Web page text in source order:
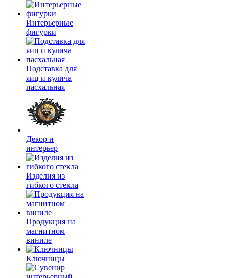
Интерьерные
фигурки
Подставка для
яиц и кулича
пасхальная
Декор и
интерьер
Изделия из
гибкого стекла
Продукция на
магнитном
виниле
Ключницы